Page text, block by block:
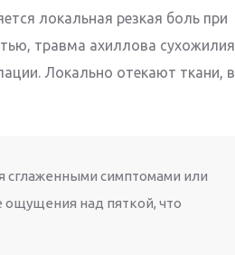
локальная резкая боль при
травма ахиллова сухожилия
Локально отекают ткани, в
сглаженными симптомами или
ощущения над пяткой, что